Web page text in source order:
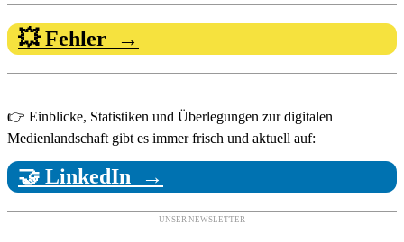
💥 Fehler →
👉 Einblicke, Statistiken und Überlegungen zur digitalen
Medienlandschaft gibt es immer frisch und aktuell auf:
🤝 LinkedIn →
UNSER NEWSLETTER